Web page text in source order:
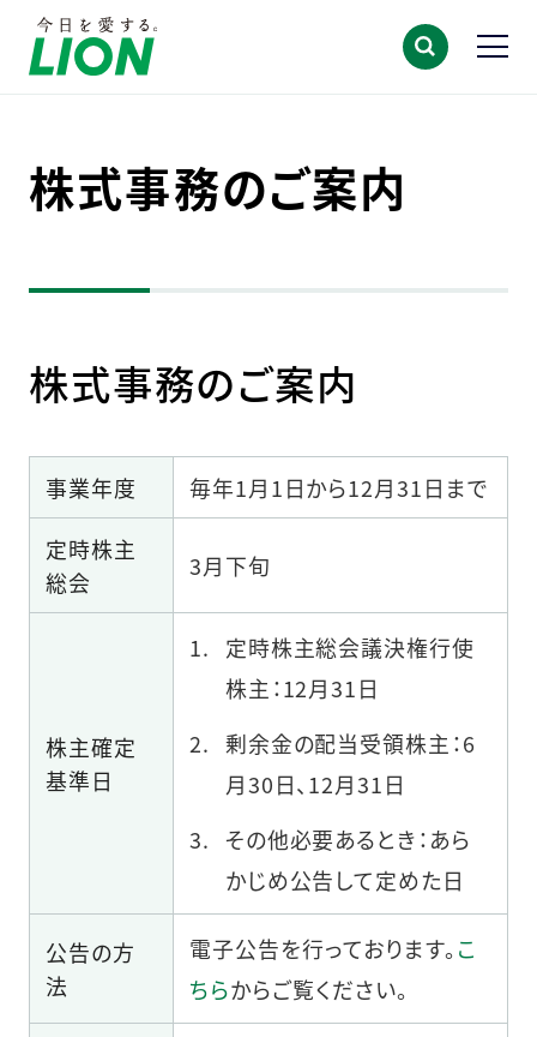
株式事務のご案内
株式事務のご案内
事業年度
毎年1月1日から12月31日まで
定時株主
総会
3月下旬
株主確定
基準日
定時株主総会議決権行使
株主：12月31日
剰余金の配当受領株主：6
月30日、12月31日
その他必要あるとき：あら
かじめ公告して定めた日
公告の方
法
電子公告を行っております。こ
ちらからご覧ください。